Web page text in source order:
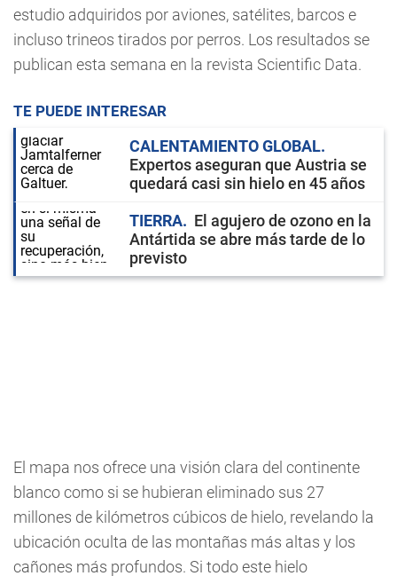
estudio adquiridos por aviones, satélites, barcos e
incluso trineos tirados por perros. Los resultados se
publican esta semana en la revista Scientific Data.
TE PUEDE INTERESAR
CALENTAMIENTO GLOBAL
Expertos aseguran que Austria se
quedará casi sin hielo en 45 años
TIERRA
El agujero de ozono en la
Antártida se abre más tarde de lo
previsto
El mapa nos ofrece una visión clara del continente
blanco como si se hubieran eliminado sus 27
millones de kilómetros cúbicos de hielo, revelando la
ubicación oculta de las montañas más altas y los
cañones más profundos. Si todo este hielo